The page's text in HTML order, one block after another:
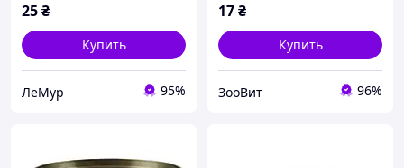
25₴
Купить
ЛеМур 95%
17₴
Купить
ЗооВит 96%